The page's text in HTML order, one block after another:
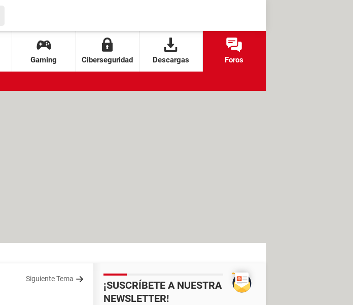
Gaming Ciberseguridad Descargas Foros
Siguiente Tema
¡SUSCRÍBETE A NUESTRA
NEWSLETTER!